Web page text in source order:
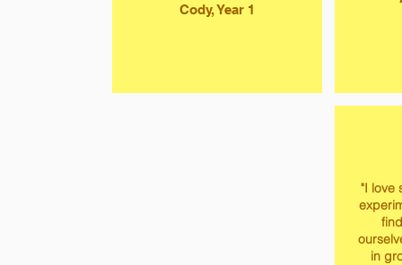
Cody, Year 1
"I love
in